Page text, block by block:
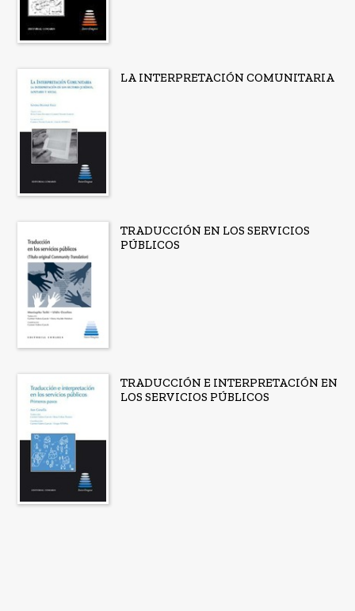
LA INTERPRETACIÓN COMUNITARIA
TRADUCCIÓN EN LOS SERVICIOS
PÚBLICOS
TRADUCCIÓN E INTERPRETACIÓN EN
LOS SERVICIOS PÚBLICOS